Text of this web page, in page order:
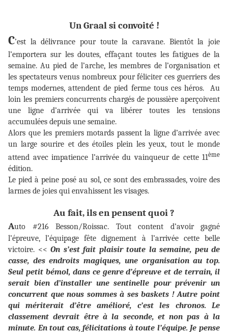
Un Graal si convoité !
C’est la délivrance pour toute la caravane. Bientôt la joie
l’emportera sur les doutes, effaçant toutes les fatigues de la
semaine. Au pied de l’arche, les membres de l’organisation et
les spectateurs venus nombreux pour féliciter ces guerriers des
temps modernes, attendent de pied ferme tous ces héros. Au
loin les premiers concurrents chargés de poussière aperçoivent
une ligne d’arrivée qui va libérer toutes les tensions
accumulées depuis une semaine.
Alors que les premiers motards passent la ligne d’arrivée avec
un large sourire et des étoiles plein les yeux, tout le monde
attend avec impatience l’arrivée du vainqueur de cette 11ème
édition.
Le pied à peine posé au sol, ce sont des embrassades, voire des
larmes de joies qui envahissent les visages.
Au fait, ils en pensent quoi ?
Auto #216 Besson/Roissac. Tout content d’avoir gagné
l’épreuve, l’équipage fête dignement à l’arrivée cette belle
victoire. << On s’est fait plaisir toute la semaine, peu de
casse, des endroits magiques, une organisation au top.
Seul petit bémol, dans ce genre d’épreuve et de terrain, il
serait bien d’installer une sentinelle pour prévenir un
concurrent que nous sommes à ses baskets ! Autre point
qui mériterait d’être amélioré, c’est les chronos. Le
classement devrait être à la seconde, et non pas à la
minute. En tout cas, félicitations à toute l’équipe. Je pense